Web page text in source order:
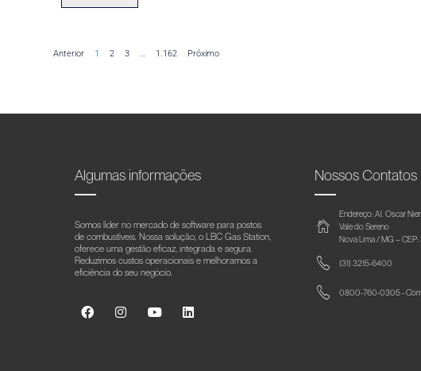
Anterior 1 2 3 … 1.162 Próximo
Algumas informações
Somos líder no mercado de software para postos
de combustíveis. Nossa solução, o LBC Gas Station,
oferece uma gestão eficaz, integrada e segura.
Reduzimos custos operacionais e melhoramos a
eficiência do seu negócio.
Nossos Contatos
Endereço: Al. Oscar
Vale do Sereno
Nova Lima / MG –
(31) 3215-6400
0800-760-0305 -